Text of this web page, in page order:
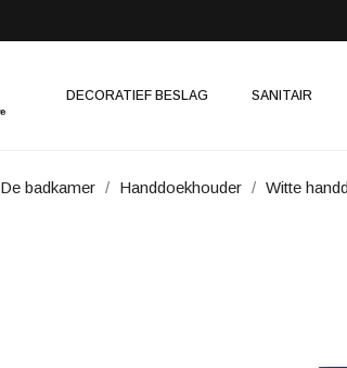
DECORATIEF BESLAG SANITAIR
De badkamer Handdoekhouder Witte